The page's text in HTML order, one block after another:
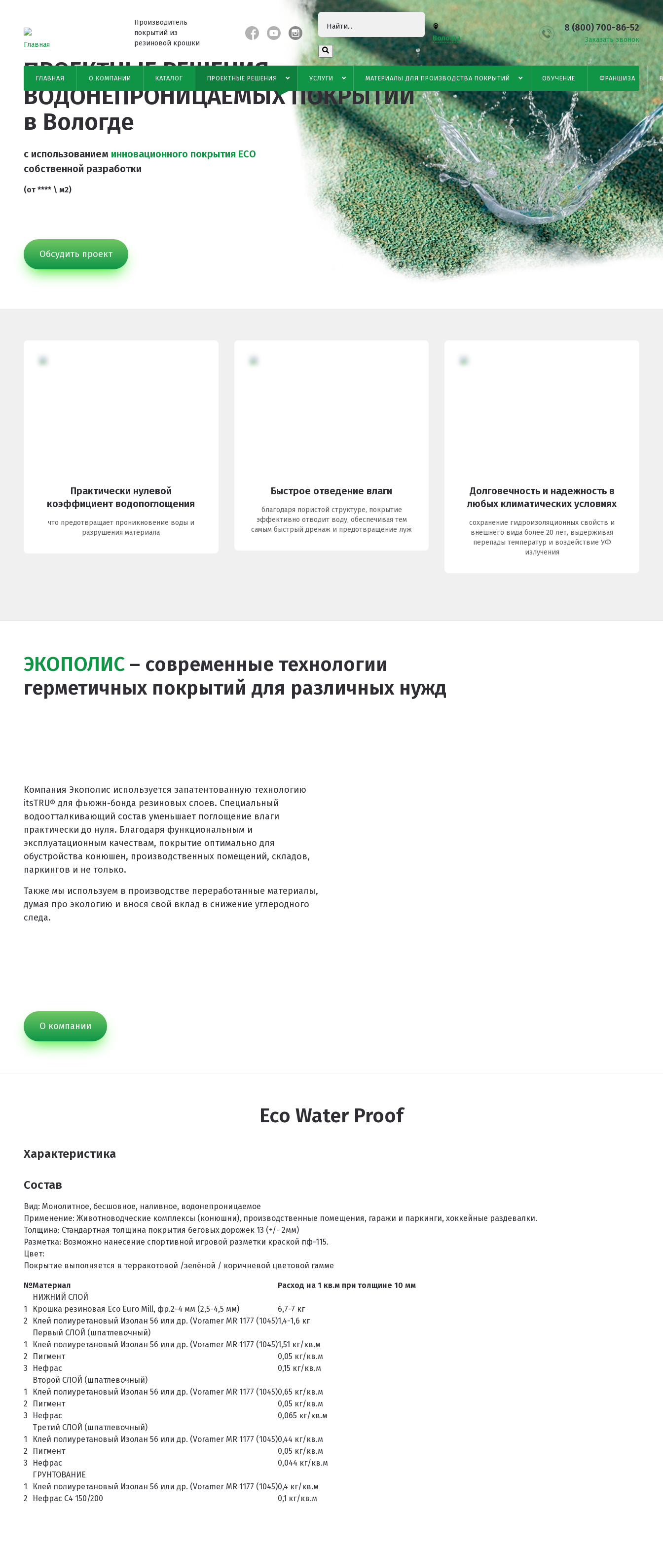
Производитель
покрытий из
резиновой крошки
Вологда
8 (800) 700-86-52
Заказать звонок
ГЛАВНАЯ О КОМПАНИИ КАТАЛОГ ПРОЕКТНЫЕ РЕШЕНИЯ УСЛУГИ МАТЕРИАЛЫ ДЛЯ ПРОИЗВОДСТВА ПОКРЫТИЙ ОБУЧЕНИЕ ФРАНШИЗА
ПРОЕКТНЫЕ РЕШЕНИЯ ВОДОНЕПРОНИЦАЕМЫХ ПОКРЫТИЙ
ПРОЕКТНЫЕ РЕШЕНИЯ СПОРТИВНЫХ ПЛОЩАДОК
Покрытия для спортивных площадок
Искусственная трава
Пигменты порошковые
Резиновая крошка
Черная SBR крошка
TPV крошка
Оборудование для укладки
Детские городки
Игровое оборудование для площадок
Придомовое оборудование
Спортивное оборудование
Резиновое покрытие
Главная
ПРОЕКТНЫЕ РЕШЕНИЯ
ВОДОНЕПРОНИЦАЕМЫХ ПОКРЫТИЙ
в Вологде
с использованием инновационного покрытия ECO
собственной разработки
(от **** \ м2)
Обсудить проект
Практически нулевой
коэффициент водопоглощения
что предотвращает проникновение воды и
разрушения материала
Быстрое отведение влаги
благодаря пористой структуре, покрытие
эффективно отводит воду, обеспечивая тем
самым быстрый дренаж и предотвращение луж
Долговечность и надежность в
любых климатических условиях
сохранение гидроизоляционных свойств и
внешнего вида более 20 лет, выдерживая
перепады температур и воздействие УФ
излучения
ЭКОПОЛИС – современные технологии
герметичных покрытий для различных нужд
Компания Экополис используется запатентованную технологию
itsTRU® для фьюжн-бонда резиновых слоев. Специальный
водоотталкивающий состав уменьшает поглощение влаги
практически до нуля. Благодаря функциональным и
эксплуатационным качествам, покрытие оптимально для
обустройства конюшен, производственных помещений, складов,
паркингов и не только.
Также мы используем в производстве переработанные материалы,
думая про экологию и внося свой вклад в снижение углеродного
следа.
О компании
Eco Water Proof
Характеристика
Состав
Вид: Монолитное, бесшовное, наливное, водонепроницаемое
Применение: Животноводческие комплексы (конюшни), производственные помещения, гаражи и паркинги, хоккейные раздевалки.
Толщина: Стандартная толщина покрытия беговых дорожек 13 (+/- 2мм)
Разметка: Возможно нанесение спортивной игровой разметки краской пф-115.
Цвет:
Покрытие выполняется в терракотовой /зелёной / коричневой цветовой гамме
№Материал
Расход на 1 кв.м при толщине 10 мм
НИЖНИЙ СЛОЙ
1
Крошка резиновая Eco Euro Mill, фр.2-4 мм (2,5-4,5 мм)
6,7-7 кг
2
Клей полиуретановый Изолан 56 или др. (Voramer MR 1177 (1045)1,4-1,6 кг
Первый СЛОЙ (шпатлевочный)
1
Клей полиуретановый Изолан 56 или др. (Voramer MR 1177 (1045)1,51 кг/кв.м
2
Пигмент
0,05 кг/кв.м
3
Нефрас
0,15 кг/кв.м
Второй СЛОЙ (шпатлевочный)
1
Клей полиуретановый Изолан 56 или др. (Voramer MR 1177 (1045)0,65 кг/кв.м
2
Пигмент
0,05 кг/кв.м
3
Нефрас
0,065 кг/кв.м
Третий СЛОЙ (шпатлевочный)
1
Клей полиуретановый Изолан 56 или др. (Voramer MR 1177 (1045)0,44 кг/кв.м
2
Пигмент
0,05 кг/кв.м
3
Нефрас
0,044 кг/кв.м
ГРУНТОВАНИЕ
1
Клей полиуретановый Изолан 56 или др. (Voramer MR 1177 (1045)0,4 кг/кв.м
2
Нефрас С4 150/200 0,1 кг/кв.м